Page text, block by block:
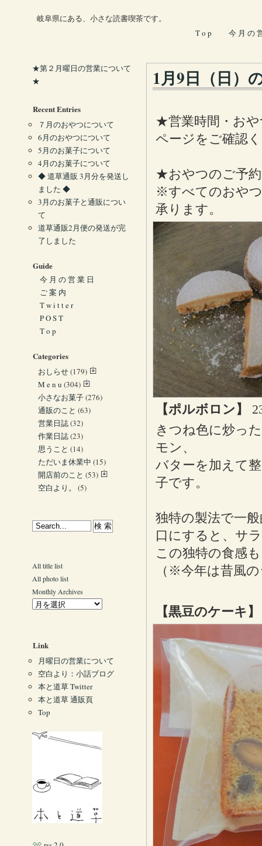
岐阜県にある、小さな読書喫茶です。
T o p
今 月 の
1月9日（日）
★営業時間・お
ページをご確認
★おやつのご予
※すべてのおや
承ります。
【ポルボロン】
きつね色に炒っ
モン、
バターを加えて
子です。
独特の製法で一
口にすると、サ
この独特の食感
（※今年は昔風
【黒豆のケーキ
★第２月曜日の営業について
★
Recent Entries
７月のおやつについて
6月のおやつについて
5月のお菓子について
4月のお菓子について
◆ 道草通販 3月分を発送し
ました ◆
3月のお菓子と通販につい
て
道草通販2月便の発送が完
了しました
Guide
今 月 の 営 業 日
ご 案 内
T w i t t e r
P O S T
T o p
Categories
おしらせ(179)
M e n u (304)
小さなお菓子(276)
通販のこと (63)
営業日誌(32)
作業日誌(23)
思うこと (14)
ただいま休業中 (15)
開店前のこと (53)
空白より。
(5)
All title list
All photo list
Monthly Archives
Link
月曜日の営業について
空白より：小話ブログ
本と道草 Twitter
本と道草 通販頁
Top